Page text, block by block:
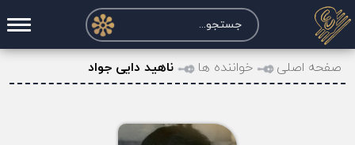
صفحه اصلی
نت و تبلچر
صفحه اصلی خواننده ها ناهید دایی جواد